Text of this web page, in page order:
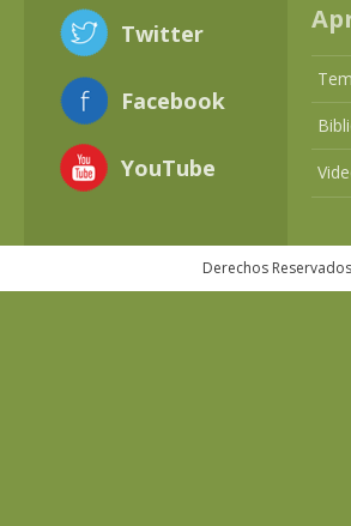
Twitter
Facebook
YouTube
Derechos